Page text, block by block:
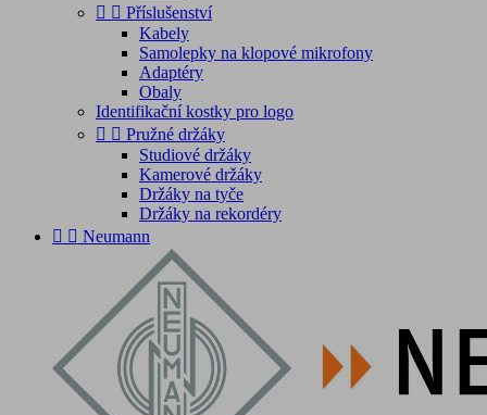
  Příslušenství
Kabely
Samolepky na klopové mikrofony
Adaptéry
Obaly
Identifikační kostky pro logo
  Pružné držáky
Studiové držáky
Kamerové držáky
Držáky na tyče
Držáky na rekordéry
  Neumann